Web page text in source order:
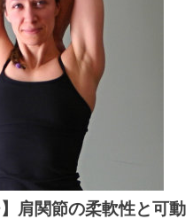
】肩関節の柔軟性と可動